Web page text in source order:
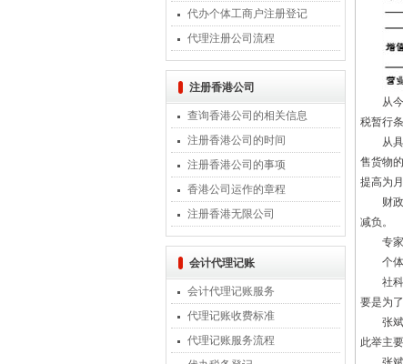
代办个体工商户注册登记
代理注册公司流程
注册香港公司
查询香港公司的相关信息
注册香港公司的时间
注册香港公司的事项
香港公司运作的章程
注册香港无限公司
会计代理记账
会计代理记账服务
代理记账收费标准
代理记账服务流程
从
税暂行
从
售货物
提高为
财
减负。
专
个
社
要是为
张
此举主